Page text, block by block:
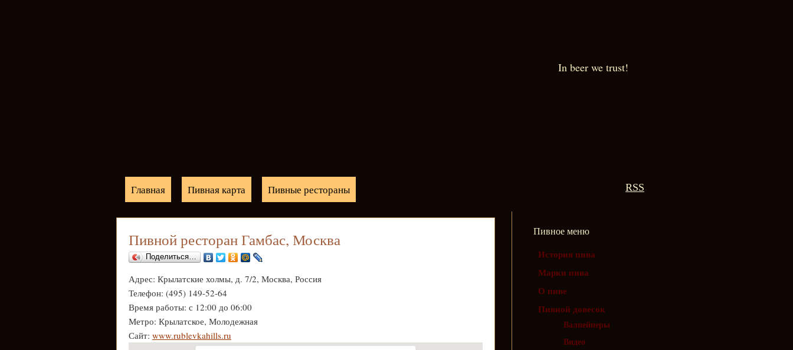
In beer we trust!
RSS
Главная Пивная карта Пивные рестораны
Пивной ресторан Гамбас, Москва
Поделиться…
Адрес: Крылатские холмы, д. 7/2, Москва, Россия
Телефон: (495) 149-52-64
Время работы: с 12:00 до 06:00
Метро: Крылатское, Молодежная
Сайт: www.rublevkahills.ru
Пивное меню
История пива
Марки пива
О пиве
Пивной довесок
Валпейперы
Видео